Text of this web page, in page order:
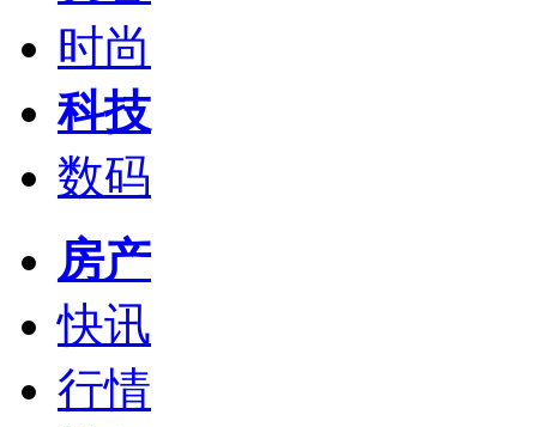
时尚
科技
数码
房产
快讯
行情